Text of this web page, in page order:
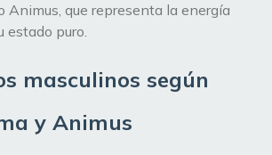
Animus, que representa la energía
estado puro.
masculinos según
y Animus